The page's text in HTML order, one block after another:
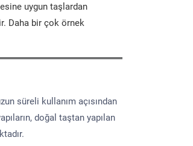
uygun taşlardan
Daha bir çok örnek
süreli kullanım açısından
doğal taştan yapılan